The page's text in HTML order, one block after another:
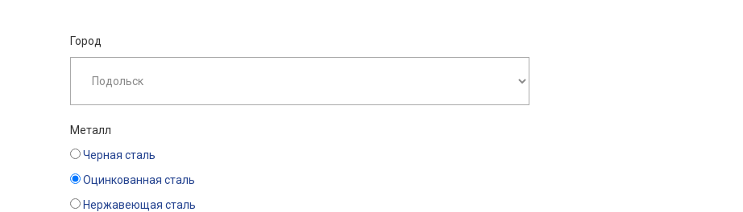
Город
Металл
Черная сталь
Оцинкованная сталь
Нержавеющая сталь